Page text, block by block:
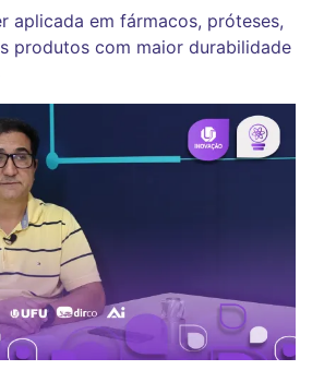
aplicada em fármacos, próteses,
produtos com maior durabilidade